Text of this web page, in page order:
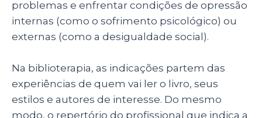
problemas e enfrentar condições de opressão
internas (como o sofrimento psicológico) ou
externas (como a desigualdade social).
Na biblioterapia, as indicações partem das
experiências de quem vai ler o livro, seus
estilos e autores de interesse. Do mesmo
modo, o repertório do profissional que indica a